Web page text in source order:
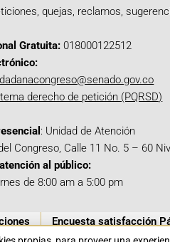
quejas, reclamos,
Gratuita: 018000122512
derecho de petición (PQRSD)
: Unidad de Atención
Congreso, Calle 11 No. 5 – 60
al público:
de 8:00 am a 5:00 pm
Encuesta satisfacción